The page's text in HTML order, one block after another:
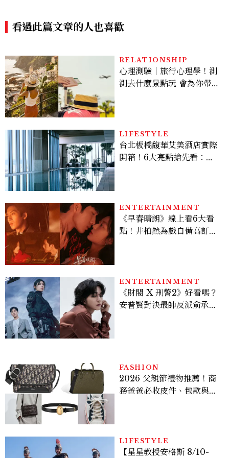
看過此篇文章的人也喜歡
RELATIONSHIP
心理測驗｜旅行心理學！測
測去什麼景點玩 會為你帶來
LIFESTYLE
台北板橋馥華艾美酒店實際
開箱！6大亮點搶先看：新
ENTERTAINMENT
《早春晴朗》線上看6大看
點！井柏然為戲自備高訂，
ENTERTAINMENT
《財閥 X 刑警2》好看嗎？
安普賢對決最帥反派俞承
FASHION
2026 父親節禮物推薦！商
務爸爸必收皮件、包款與鞋
LIFESTYLE
【星星教授安格斯 8/10-